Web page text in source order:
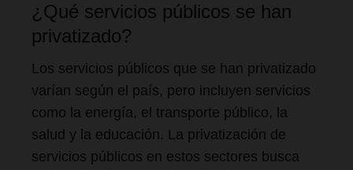
¿Qué servicios públicos se han
privatizado?
Los servicios públicos que se han privatizado
varían según el país, pero incluyen servicios
como la energía, el transporte público, la
salud y la educación. La privatización de
servicios públicos en estos sectores busca